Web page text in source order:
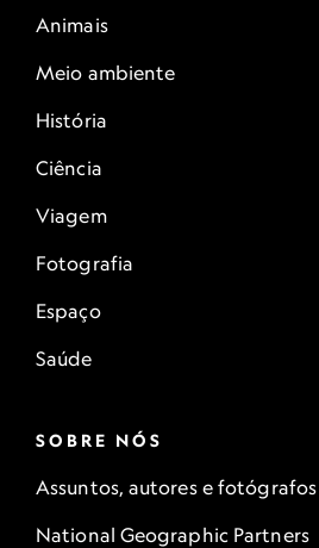
Animais
Meio ambiente
História
Ciência
Viagem
Fotografia
Espaço
Saúde
SOBRE NÓS
Assuntos, autores e fotógrafos
National Geographic Partners